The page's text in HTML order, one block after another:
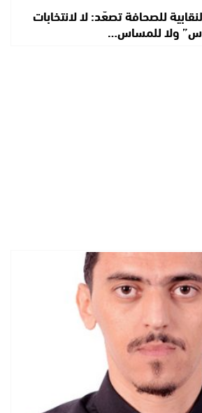
للصحافة تصعّد: لا لانتخابات
ولا للمساس…